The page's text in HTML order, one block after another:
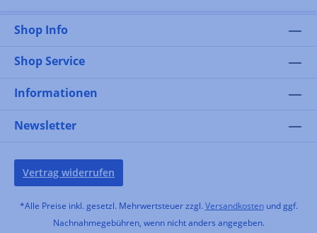
Shop Info
Shop Service
Informationen
Newsletter
Vertrag widerrufen
*Alle Preise inkl. gesetzl. Mehrwertsteuer zzgl. Versandkostenund ggf.
Nachnahmegebühren, wenn nicht anders angegeben.